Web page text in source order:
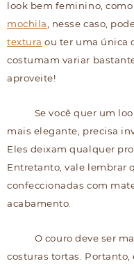
look bem feminino,
mochila, nesse caso,
textura ou ter uma única
costumam variar
aproveite!
Se você quer um
mais elegante, precisa
Eles deixam qualquer
Entretanto, vale lembrar
confeccionadas com
acabamento.
O couro deve ser
costuras tortas.